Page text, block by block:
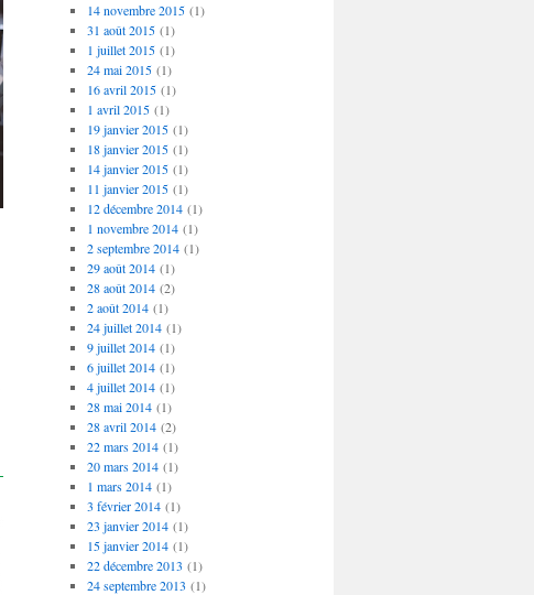
14 novembre 2015(1)
31 août 2015(1)
1 juillet 2015(1)
24 mai 2015(1)
16 avril 2015(1)
1 avril 2015(1)
19 janvier 2015(1)
18 janvier 2015(1)
14 janvier 2015(1)
11 janvier 2015(1)
12 décembre 2014(1)
1 novembre 2014(1)
2 septembre 2014(1)
29 août 2014(1)
28 août 2014(2)
2 août 2014(1)
24 juillet 2014(1)
9 juillet 2014(1)
6 juillet 2014(1)
4 juillet 2014(1)
28 mai 2014(1)
28 avril 2014(2)
22 mars 2014(1)
20 mars 2014(1)
1 mars 2014(1)
3 février 2014(1)
23 janvier 2014(1)
15 janvier 2014(1)
22 décembre 2013 (1)
24 septembre 2013 (1)